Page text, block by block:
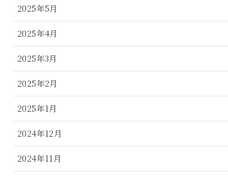
2025年5月
2025年4月
2025年3月
2025年2月
2025年1月
2024年12月
2024年11月